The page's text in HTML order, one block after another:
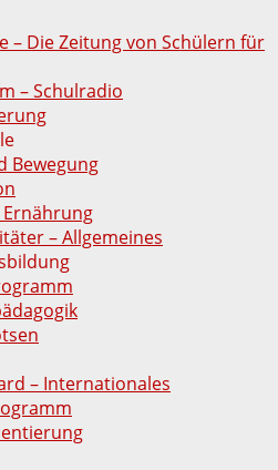
– Die Zeitung von Schülern für
– Schulradio
Bewegung
– Allgemeines
– Internationales